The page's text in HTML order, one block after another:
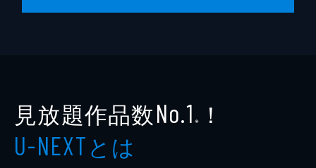
見放題作品数No.1 ※ ！
U-NEXTとは